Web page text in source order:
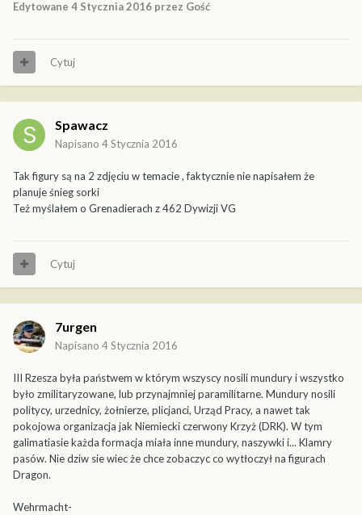
Edytowane 4 Stycznia 2016 przez Gość
Cytuj
Spawacz
Napisano 4 Stycznia 2016
Tak figury są na 2 zdjęciu w temacie , faktycznie nie napisałem że
planuje śnieg sorki
Też myślałem o Grenadierach z 462 Dywizji VG
Cytuj
7urgen
Napisano 4 Stycznia 2016
III Rzesza była państwem w którym wszyscy nosili mundury i wszystko
było zmilitaryzowane, lub przynajmniej paramilitarne. Mundury nosili
politycy, urzednicy, żołnierze, plicjanci, Urząd Pracy, a nawet tak
pokojowa organizacja jak Niemiecki czerwony Krzyż (DRK). W tym
galimatiasie każda formacja miała inne mundury, naszywki i... Klamry
pasów. Nie dziw sie wiec że chce zobaczyc co wytłoczył na figurach
Dragon.
Wehrmacht-